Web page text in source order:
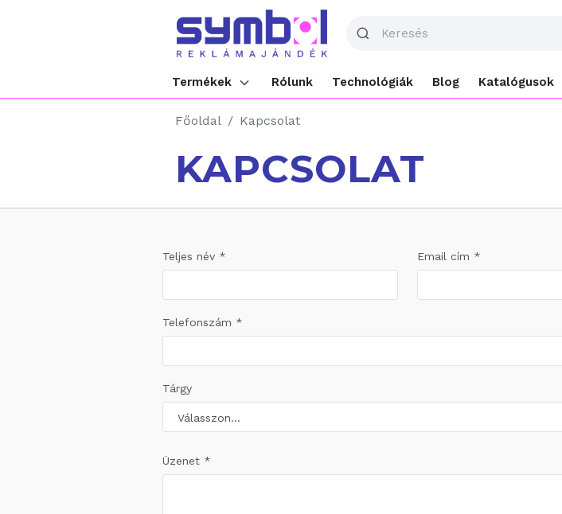
Termékek Rólunk Technológiák Blog Katalógusok
Főoldal Kapcsolat
KAPCSOLAT
Teljes név * Email cím *
Telefonszám *
Tárgy
Üzenet *